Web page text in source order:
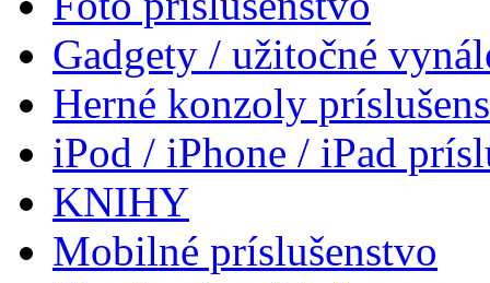
Gadgety / užitočné
Herné konzoly
iPod / iPhone / iPad
KNIHY
Mobilné príslušenstvo